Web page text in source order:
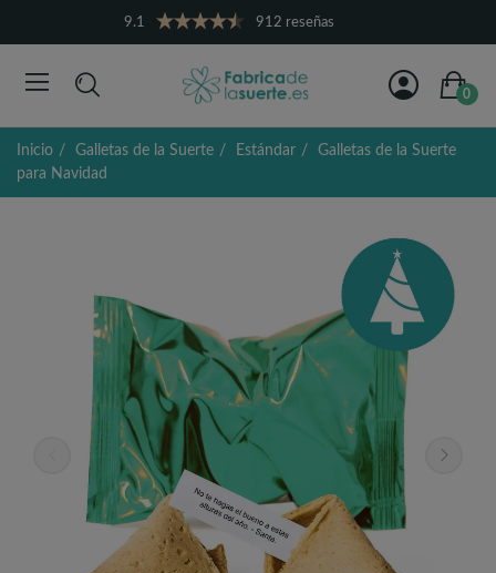
9.1 912 reseñas
0
Inicio Galletas de la Suerte Estándar
Galletas de la Suerte
para Navidad